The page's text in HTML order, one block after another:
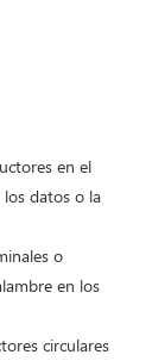
en el
los datos o la
o
en los
circulares